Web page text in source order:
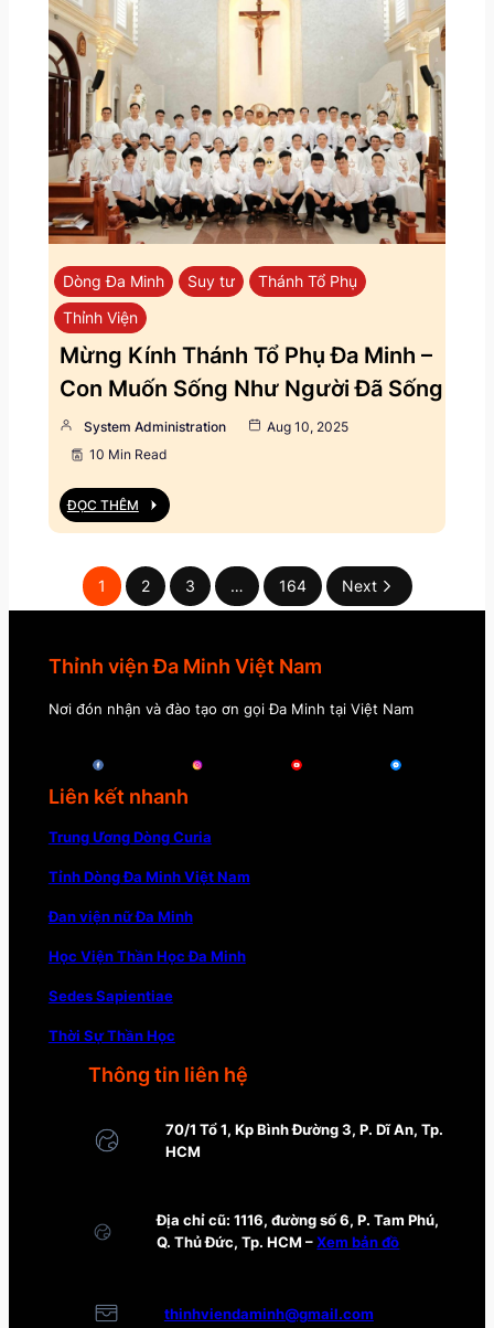
Dòng Đa Minh Suy tư
Thánh Tổ Phụ
Thỉnh Viện
Mừng Kính Thánh Tổ Phụ Đa Minh –
Con Muốn Sống Như Người Đã Sống
System Administration
Aug 10, 2025
10 Min Read
ĐỌC THÊM
1 2 3 … 164 Next
Thỉnh viện Đa Minh Việt Nam
Nơi đón nhận và đào tạo ơn gọi Đa Minh tại Việt Nam
Liên kết nhanh
Trung Ương Dòng Curia
Tỉnh Dòng Đa Minh Việt Nam
Đan viện nữ Đa Minh
Học Viện Thần Học Đa Minh
Sedes Sapientiae
Thời Sự Thần Học
Thông tin liên hệ
70/1 Tổ 1, Kp Bình Đường 3, P. Dĩ An, Tp.
HCM
Địa chỉ cũ: 1116, đường số 6, P. Tam Phú,
Q. Thủ Đức, Tp. HCM –Xem bản đồ
thinhviendaminh@gmail.com